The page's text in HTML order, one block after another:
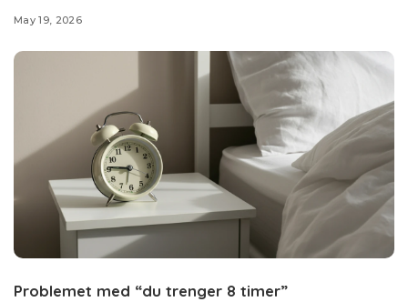
May 19, 2026
Problemet med “du trenger 8 timer”